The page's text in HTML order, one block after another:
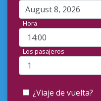
Hora
Los pasajeros
¿Viaje de vuelta?